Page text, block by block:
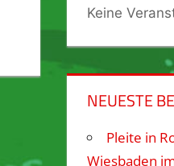
Keine
NEUESTE
Pleite in
Wiesbaden